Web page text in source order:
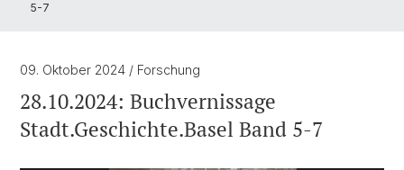
5-7
09. Oktober 2024 / Forschung
28.10.2024: Buchvernissage
Stadt.Geschichte.Basel Band 5-7